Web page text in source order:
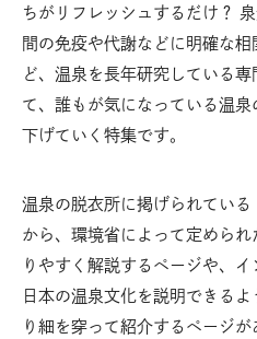
ちがリフレッシュするだけ？
間の免疫や代謝などに明確な
ど、温泉を長年研究している
て、誰もが気になっている温
下げていく特集です。
温泉の脱衣所に掲げられてい
から、環境省によって定めら
りやすく解説するページや、
日本の温泉文化を説明できる
り細を穿って紹介するページ